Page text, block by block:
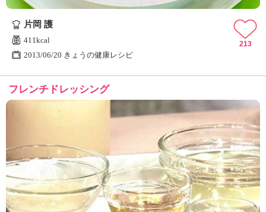
理
片岡 護
411kcal
2013/06/20 きょうの健康レシピ
213
フレンチドレッシング